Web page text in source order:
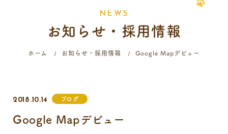
058-214-4071
9:00 - 12:00
16:00 - 19:00
N E W S
お知らせ・採用情報
ホーム お知らせ・採用情報 Google Mapデビュー
2018.10.14 ブログ
Google Mapデビュー